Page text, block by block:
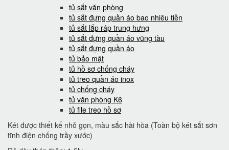
tủ sắt văn phòng
tủ sắt đựng quần áo bao nhiêu tiền
tủ sắt lắp ráp trung hưng
tủ sắt đựng quần áo vũng tàu
tủ sắt đựng quần áo
tủ bảo mật
tủ hồ sơ chống cháy
tủ treo quần áo inox
tủ chống cháy
tủ văn phòng K6
tủ file treo hồ sơ
Két được thiết kế nhỏ gọn, màu sắc hài hòa (Toàn bộ két sắt sơn
tĩnh điện chống trầy xước)